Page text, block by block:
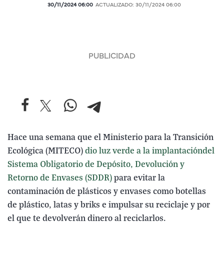
30/11/2024 06:00 ACTUALIZADO: 30/11/2024 06:00
Hace una semana que el Ministerio para la Transición
Ecológica (MITECO) dio luz verde a la implantacióndel
Sistema Obligatorio de Depósito, Devolución y
Retorno de Envases (SDDR) para evitar la
contaminación de plásticos y envases como botellas
de plástico, latas y briks e impulsar su reciclaje y por
el que te devolverán dinero al reciclarlos.